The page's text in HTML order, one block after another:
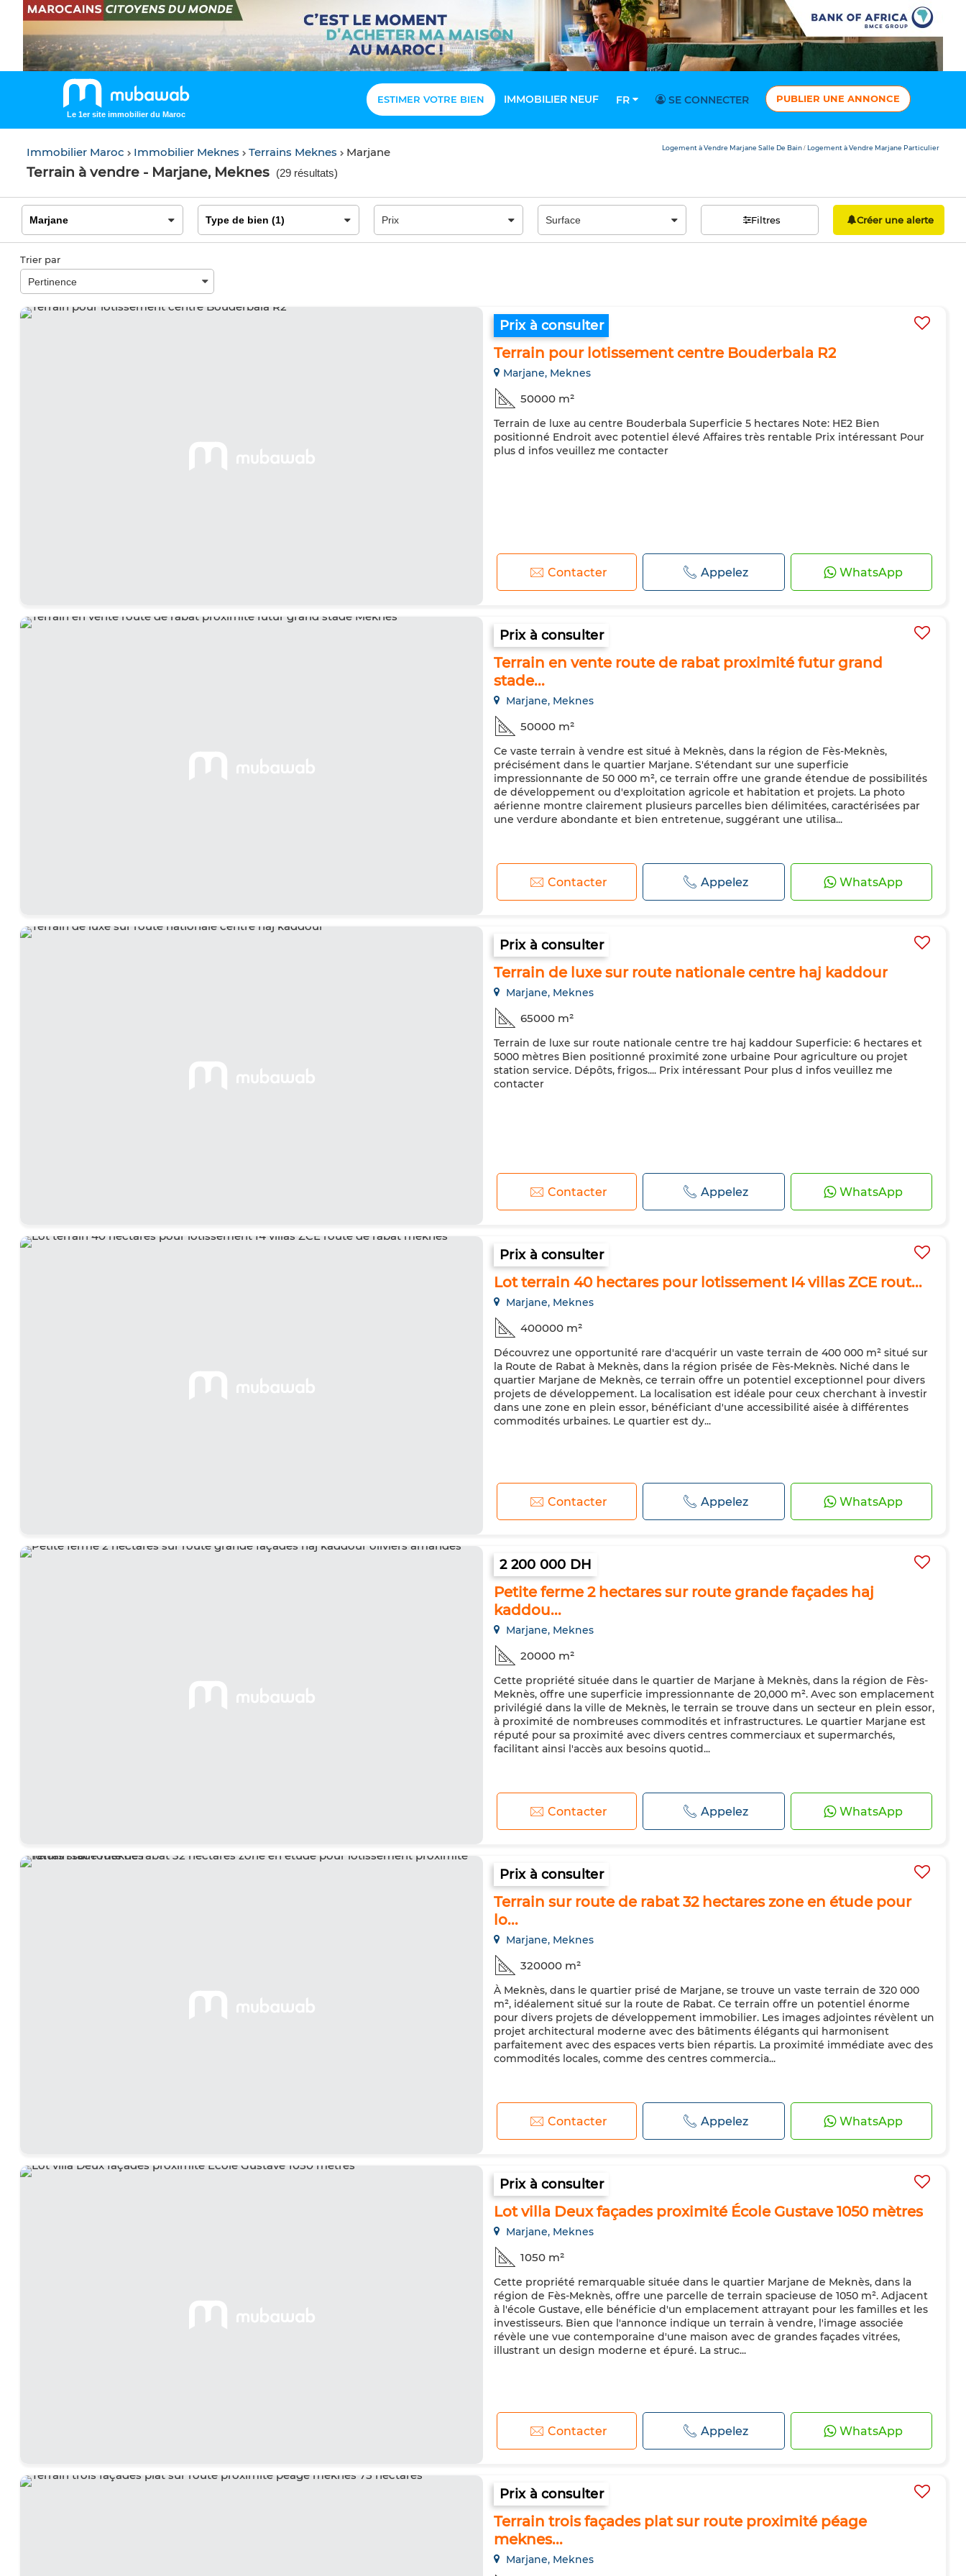
Le 1er site immobilier du Maroc
ESTIMER VOTRE BIEN IMMOBILIER NEUF FR SE CONNECTER PUBLIER UNE ANNONCE
Immobilier Maroc Immobilier Meknes Terrains Meknes Marjane
Terrain à vendre - Marjane, Meknes (29 résultats)
Logement à Vendre Marjane Salle De Bain / Logement à Vendre Marjane Particulier
Filtres Créer une alerte
Trier par
Prix à consulter
Terrain pour lotissement centre Bouderbala R2
Marjane, Meknes
50000 m²
Terrain de luxe au centre Bouderbala Superficie 5 hectares Note: HE2 Bien
positionné Endroit avec potentiel élevé Affaires très rentable Prix intéressant Pour
plus d infos veuillez me contacter
Contacter Appelez WhatsApp
Prix à consulter
Terrain en vente route de rabat proximité futur grand
stade...
Marjane, Meknes
50000 m²
Ce vaste terrain à vendre est situé à Meknès, dans la région de Fès-Meknès,
précisément dans le quartier Marjane. S'étendant sur une superficie
impressionnante de 50 000 m², ce terrain offre une grande étendue de possibilités
de développement ou d'exploitation agricole et habitation et projets. La photo
aérienne montre clairement plusieurs parcelles bien délimitées, caractérisées par
une verdure abondante et bien entretenue, suggérant une utilisa...
Contacter Appelez WhatsApp
Prix à consulter
Terrain de luxe sur route nationale centre haj kaddour
Marjane, Meknes
65000 m²
Terrain de luxe sur route nationale centre tre haj kaddour Superficie: 6 hectares et
5000 mètres Bien positionné proximité zone urbaine Pour agriculture ou projet
station service. Dépôts, frigos.... Prix intéressant Pour plus d infos veuillez me
contacter
Contacter Appelez WhatsApp
Prix à consulter
Lot terrain 40 hectares pour lotissement I4 villas ZCE rout...
Marjane, Meknes
400000 m²
Découvrez une opportunité rare d'acquérir un vaste terrain de 400 000 m² situé sur
la Route de Rabat à Meknès, dans la région prisée de Fès-Meknès. Niché dans le
quartier Marjane de Meknès, ce terrain offre un potentiel exceptionnel pour divers
projets de développement. La localisation est idéale pour ceux cherchant à investir
dans une zone en plein essor, bénéficiant d'une accessibilité aisée à différentes
commodités urbaines. Le quartier est dy...
Contacter Appelez WhatsApp
2 200 000 DH
Petite ferme 2 hectares sur route grande façades haj
kaddou...
Marjane, Meknes
20000 m²
Cette propriété située dans le quartier de Marjane à Meknès, dans la région de Fès-
Meknès, offre une superficie impressionnante de 20,000 m². Avec son emplacement
privilégié dans la ville de Meknès, le terrain se trouve dans un secteur en plein essor,
à proximité de nombreuses commodités et infrastructures. Le quartier Marjane est
réputé pour sa proximité avec divers centres commerciaux et supermarchés,
facilitant ainsi l'accès aux besoins quotid...
Contacter Appelez WhatsApp
Prix à consulter
Terrain sur route de rabat 32 hectares zone en étude pour
lo...
Marjane, Meknes
320000 m²
À Meknès, dans le quartier prisé de Marjane, se trouve un vaste terrain de 320 000
m², idéalement situé sur la route de Rabat. Ce terrain offre un potentiel énorme
pour divers projets de développement immobilier. Les images adjointes révèlent un
projet architectural moderne avec des bâtiments élégants qui harmonisent
parfaitement avec des espaces verts bien répartis. La proximité immédiate avec des
commodités locales, comme des centres commercia...
Contacter Appelez WhatsApp
Prix à consulter
Lot villa Deux façades proximité École Gustave 1050 mètres
Marjane, Meknes
1050 m²
Cette propriété remarquable située dans le quartier Marjane de Meknès, dans la
région de Fès-Meknès, offre une parcelle de terrain spacieuse de 1050 m². Adjacent
à l'école Gustave, elle bénéficie d'un emplacement attrayant pour les familles et les
investisseurs. Bien que l'annonce indique un terrain à vendre, l'image associée
révèle une vue contemporaine d'une maison avec de grandes façades vitrées,
illustrant un design moderne et épuré. La struc...
Contacter Appelez WhatsApp
Prix à consulter
Terrain trois façades plat sur route proximité péage
meknes...
Marjane, Meknes